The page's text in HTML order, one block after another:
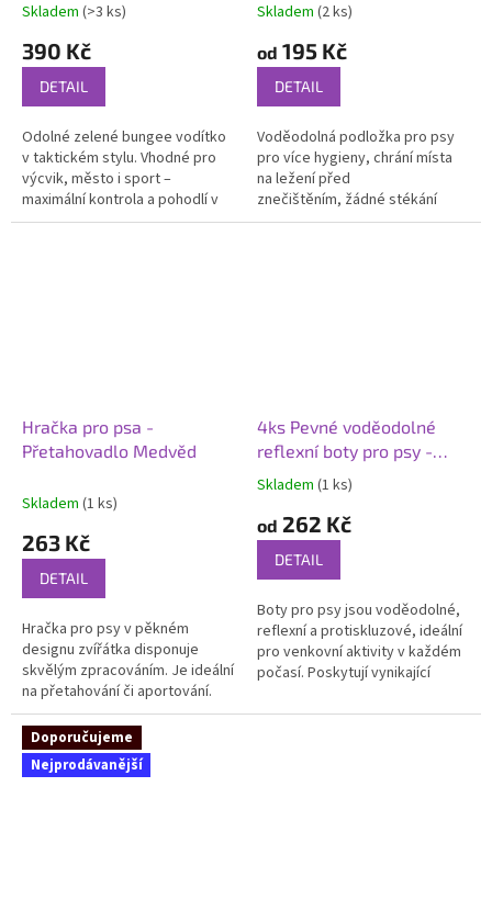
Skladem (>3 ks)
390 Kč
DETAIL
Odolné zelené bungee vodítko
v taktickém stylu. Vhodné pro
výcvik, město i sport –
maximální kontrola a pohodlí v
každé situaci.
Skladem (2 ks)
od 195 Kč
DETAIL
Voděodolná podložka pro psy
pro více hygieny, chrání místa
na ležení před
znečištěním, žádné stékání
tekutin, při inkontinenci a na
Hračka pro psa -
Přetahovadlo Medvěd
Skladem (1 ks)
263 Kč
DETAIL
Hračka pro psy v pěkném
designu zvířátka disponuje
skvělým zpracováním. Je ideální
na přetahování či aportování.
4ks Pevné voděodolné
reflexní boty pro psy -
PAW
Průměrné
produktu
5,0
5
hvězdiček.
Skladem (1 ks)
od 262 Kč
DETAIL
Boty pro psy jsou voděodolné,
reflexní a protiskluzové, ideální
pro venkovní aktivity v každém
počasí. Poskytují vynikající
velké psy během...
Doporučujeme
Nejprodávanější